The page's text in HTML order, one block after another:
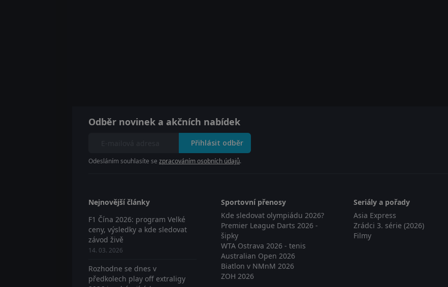
Odběr novinek a akčních nabídek
Přihlásit odběr
Odesláním souhlasíte se zpracováním osobních údajů.
Nejnovější články
F1 Čína 2026: program Velké
ceny, výsledky a kde sledovat
závod živě
14. 03. 2026
Rozhodne se dnes v
předkolech play off extraligy
Sportovní přenosy
Kde sledovat olympiádu 2026?
Premier League Darts 2026 -
šipky
WTA Ostrava 2026 - tenis
Australian Open 2026
Biatlon v NMnM 2026
ZOH 2026
Seriály a pořady
Asia Express
Zrádci 3. série (2026)
Filmy